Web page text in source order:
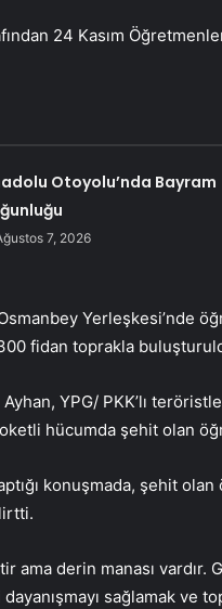
24 Kasım
Otoyolu’nda Bayram
7, 2026
Yerleşkesi’nde
fidan toprakla
YPG/ PKK’lı
hücumda şehit olan
konuşmada, şehit
ama derin manası
sağlamak ve